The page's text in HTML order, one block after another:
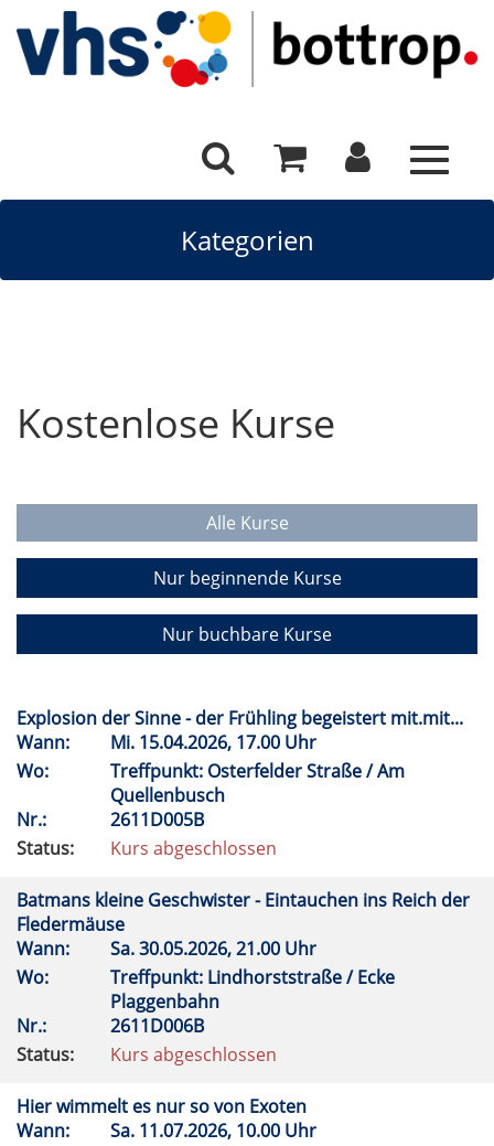
Toggle
Kategorien
Kostenlose Kurse
Alle Kurse
Nur beginnende Kurse
Nur buchbare Kurse
Explosion der Sinne - der Frühling begeistert mit.mit...
Wann:
Mi. 15.04.2026, 17.00 Uhr
Wo:
Treffpunkt: Osterfelder Straße / Am
Quellenbusch
Nr.:
2611D005B
Status:
Kurs abgeschlossen
Batmans kleine Geschwister - Eintauchen ins Reich der
Fledermäuse
Wann:
Sa.30.05.2026, 21.00 Uhr
Wo:
Treffpunkt: Lindhorststraße / Ecke
Plaggenbahn
Nr.:
2611D006B
Status:
Kurs abgeschlossen
Hier wimmelt es nur so von Exoten
Wann:
Sa. 11.07.2026, 10.00 Uhr